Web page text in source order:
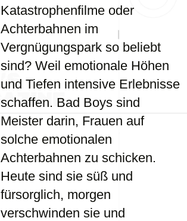
Katastrophenfilme oder
Achterbahnen im
Vergnügungspark so beliebt
sind? Weil emotionale Höhen
und Tiefen intensive Erlebnisse
schaffen. Bad Boys sind
Meister darin, Frauen auf
solche emotionalen
Achterbahnen zu schicken.
Heute sind sie süß und
fürsorglich, morgen
verschwinden sie und